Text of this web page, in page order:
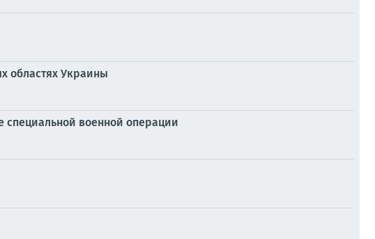
областях Украины
военной операции